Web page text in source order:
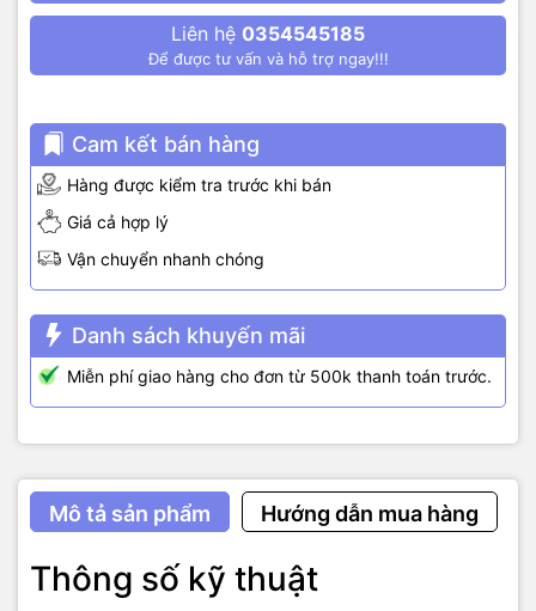
Liên hệ 0354545185
Để được tư vấn và hỗ trợ ngay!!!
Cam kết bán hàng
Hàng được kiểm tra trước khi bán
Giá cả hợp lý
Vận chuyển nhanh chóng
Danh sách khuyến mãi
Miễn phí giao hàng cho đơn từ 500k thanh toán trước.
Mô tả sản phẩm Hướng dẫn mua hàng
Thông số kỹ thuật